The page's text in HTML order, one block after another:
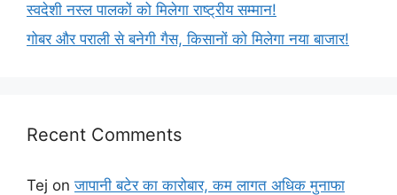
स्वदेशी नस्ल पालकों को मिलेगा राष्ट्रीय सम्मान!
गोबर और पराली से बनेगी गैस, किसानों को मिलेगा नया बाजार!
Recent Comments
Tej onजापानी बटेर का कारोबार, कम लागत अधिक मुनाफा